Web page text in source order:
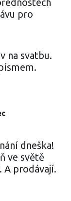
pro
na svatbu.
dneška!
ve světě
A prodávají.